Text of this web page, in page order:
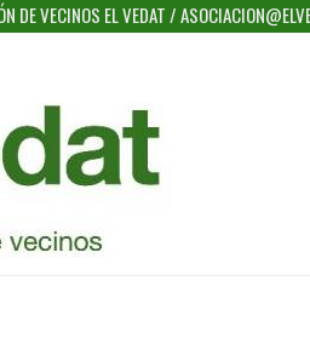
DE VECINOS EL VEDAT /